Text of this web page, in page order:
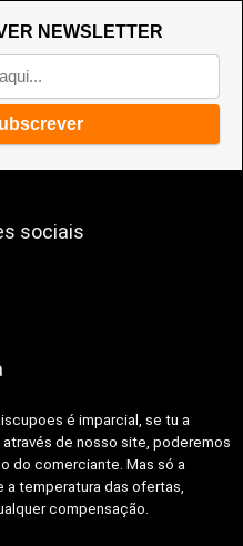
NEWSLETTER
sociais
é imparcial, se tu a
de nosso site, poderemos
do comerciante. Mas só a
temperatura das ofertas,
compensação.